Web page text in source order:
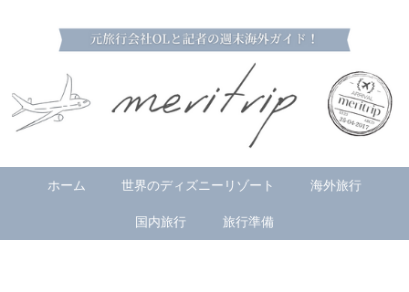
ホーム 世界のディズニーリゾート 海外旅行
国内旅行 旅行準備